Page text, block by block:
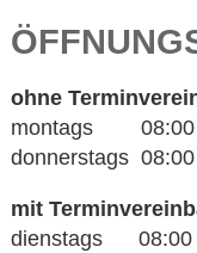
ohne
montags 08:00 -
donnerstags
mit
dienstags 08:00 -